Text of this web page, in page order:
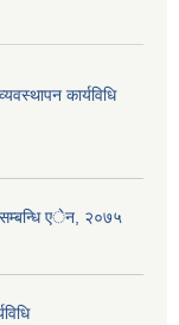
कार्यविधि
सम्बन्धि एेन, २०७५